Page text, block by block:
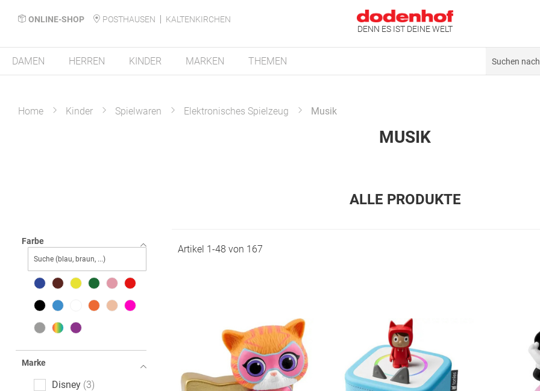
ONLINE-SHOP POSTHAUSEN
KALTENKIRCHEN
DENN ES IST DEINE WELT
DAMEN HERREN KINDER MARKEN THEMEN
Home Kinder Spielwaren Elektronisches Spielzeug Musik
MUSIK
ALLE PRODUKTE
Farbe
Marke
Disney 3
Artikel 1-48 von 167